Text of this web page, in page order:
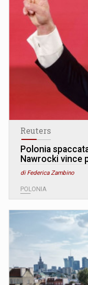
Reuters
Polonia
Nawrocki vince
di Federica Zambino
POLONIA